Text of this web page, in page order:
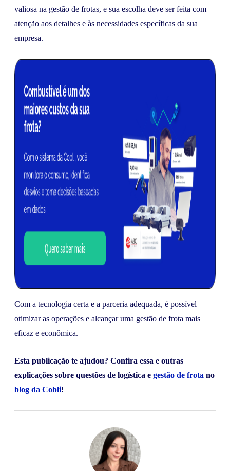
valiosa na gestão de frotas, e sua escolha deve ser feita com
atenção aos detalhes e às necessidades específicas da sua
empresa.
Com a tecnologia certa e a parceria adequada, é possível
otimizar as operações e alcançar uma gestão de frota mais
eficaz e econômica.
Esta publicação te ajudou? Confira essa e outras
explicações sobre questões de logística e gestão de frota no
blog da Cobli!